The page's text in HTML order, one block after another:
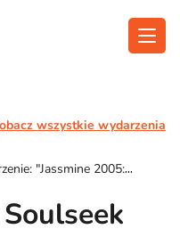
wszystkie wydarzenia
"Jassmine 2005: